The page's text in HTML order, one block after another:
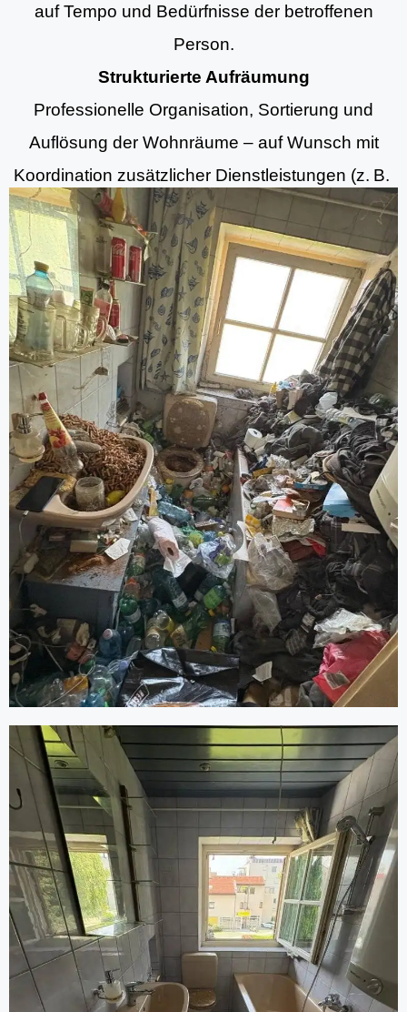
auf Tempo und Bedürfnisse der betroffenen
Person.
Strukturierte Aufräumung
Professionelle Organisation, Sortierung und
Auflösung der Wohnräume – auf Wunsch mit
Koordination zusätzlicher Dienstleistungen (z. B.
Aufräumung, Entrümpelungsdiensten und
Grundreinigung).